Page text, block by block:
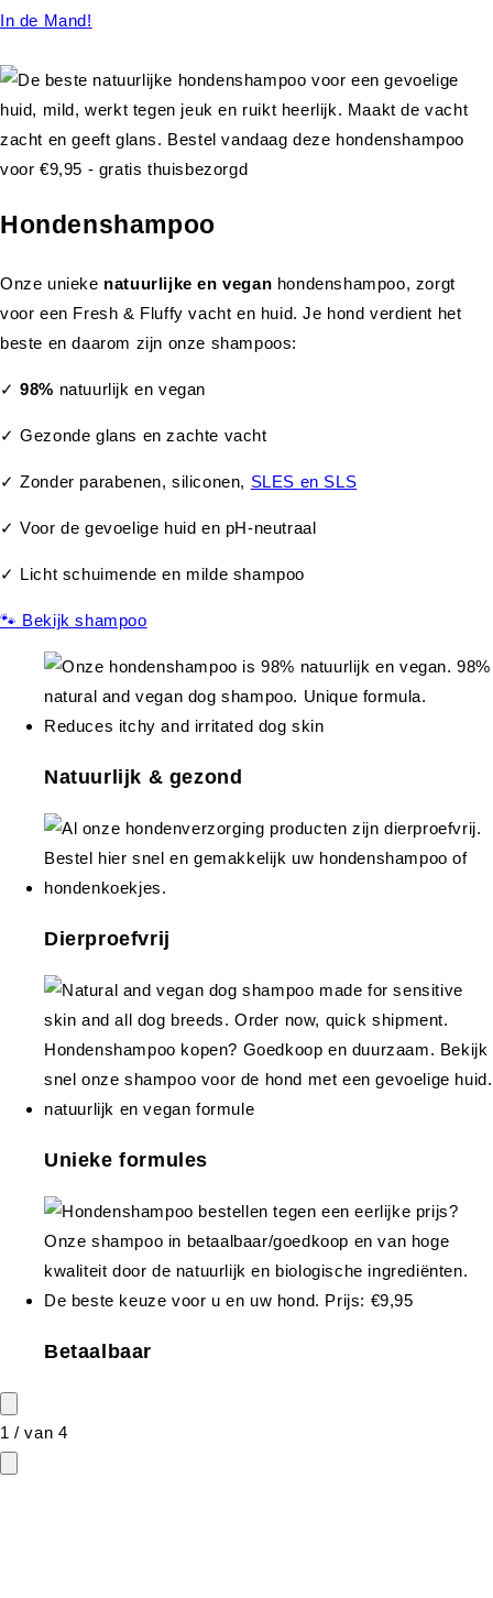
In de Mand!
Hondenshampoo
Onze unieke natuurlijke en vegan hondenshampoo, zorgt
voor een Fresh & Fluffy vacht en huid. Je hond verdient het
beste en daarom zijn onze shampoos:
✓98% natuurlijk en vegan
✓ Gezonde glans en zachte vacht
✓ Zonder parabenen, siliconen, SLES en SLS
✓ Voor de gevoelige huid en pH-neutraal
✓ Licht schuimende en milde shampoo
🐾 Bekijk shampoo
Natuurlijk & gezond
Dierproefvrij
Unieke formules
Betaalbaar
1 /van 4